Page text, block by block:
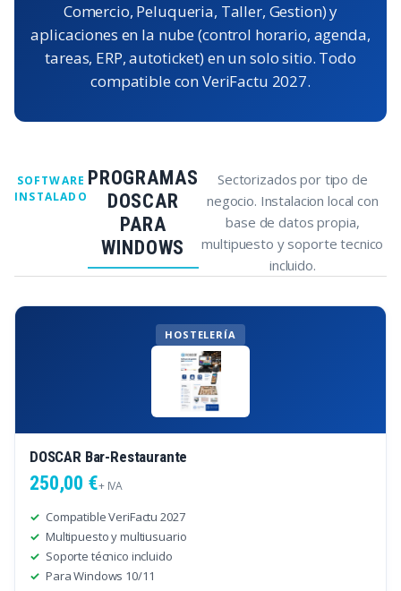
Comercio, Peluqueria, Taller, Gestion) y
aplicaciones en la nube (control horario, agenda,
tareas, ERP, autoticket) en un solo sitio. Todo
compatible con VeriFactu 2027.
SOFTWARE
INSTALADO
PROGRAMAS
DOSCAR
PARA
WINDOWS
Sectorizados por tipo de
negocio. Instalacion local con
base de datos propia,
multipuesto y soporte tecnico
incluido.
HOSTELERÍA
DOSCAR Bar-Restaurante
250,00 €+ IVA
Compatible VeriFactu 2027
Multipuesto y multiusuario
Soporte técnico incluido
Para Windows 10/11